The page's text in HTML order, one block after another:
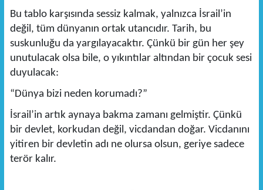
Bu tablo karşısında sessiz kalmak, yalnızca İsrail’in
değil, tüm dünyanın ortak utancıdır. Tarih, bu
suskunluğu da yargılayacaktır. Çünkü bir gün her şey
unutulacak olsa bile, o yıkıntılar altından bir çocuk sesi
duyulacak:
“Dünya bizi neden korumadı?”
İsrail’in artık aynaya bakma zamanı gelmiştir. Çünkü
bir devlet, korkudan değil, vicdandan doğar. Vicdanını
yitiren bir devletin adı ne olursa olsun, geriye sadece
terör kalır.